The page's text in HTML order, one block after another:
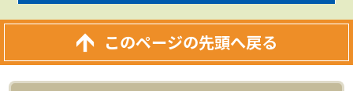
このページの先頭へ戻る